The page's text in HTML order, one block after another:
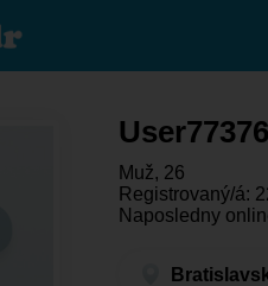
Muž, 26
Registrovaný/á:
Naposledny